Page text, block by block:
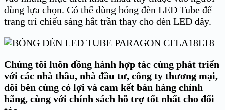
dùng lựa chọn. Có thể dùng bóng đèn LED Tube để
trang trí chiếu sáng hắt trần thay cho đèn LED dây.
Chúng tôi luôn đồng hành hợp tác cùng phát triển
với các nhà thầu, nhà đầu tư, công ty thương mại,
đôi bên cùng có lợi và cam kết bán hàng chính
hãng, cùng với chính sách hỗ trợ tốt nhất cho đối